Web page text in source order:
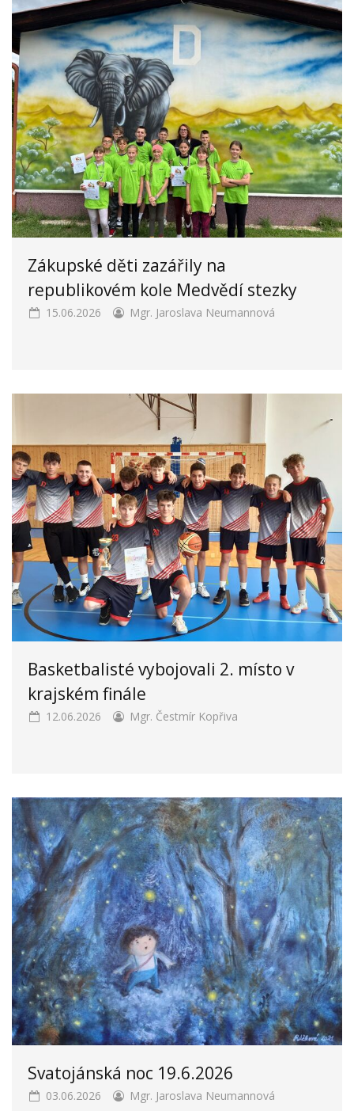
Zákupské děti zazářily na
republikovém kole Medvědí stezky
15.06.2026 Mgr. Jaroslava Neumannová
Basketbalisté vybojovali 2. místo v
krajském finále
12.06.2026 Mgr. Čestmír Kopřiva
Svatojánská noc 19.6.2026
03.06.2026 Mgr. Jaroslava Neumannová